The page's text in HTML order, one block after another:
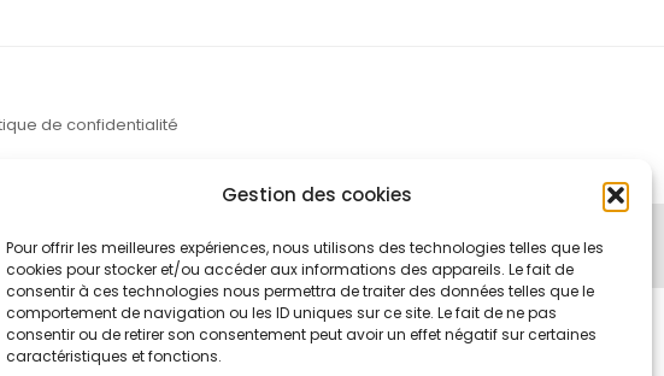
Gestion des cookies
Pour offrir les meilleures expériences, nous utilisons des technologies telles que les
cookies pour stocker et/ou accéder aux informations des appareils. Le fait de
consentir à ces technologies nous permettra de traiter des données telles que le
comportement de navigation ou les ID uniques sur ce site. Le fait de ne pas
consentir ou de retirer son consentement peut avoir un effet négatif sur certaines
caractéristiques et fonctions.
de confidentialité